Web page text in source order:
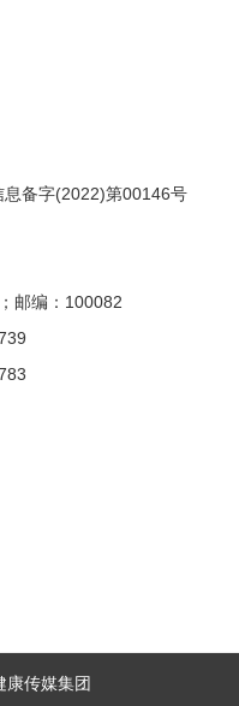
备字(2022)第00146号
邮编：100082
康传媒集团